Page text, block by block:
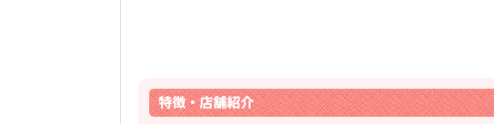
特徴・店舗紹介